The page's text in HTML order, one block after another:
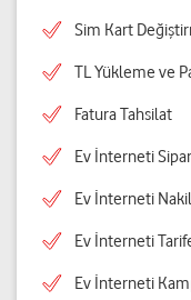
Sim Kart
TL Yükleme ve
Fatura Tahsilat
Ev İnterneti
Ev İnterneti
Ev İnterneti
Ev İnterneti